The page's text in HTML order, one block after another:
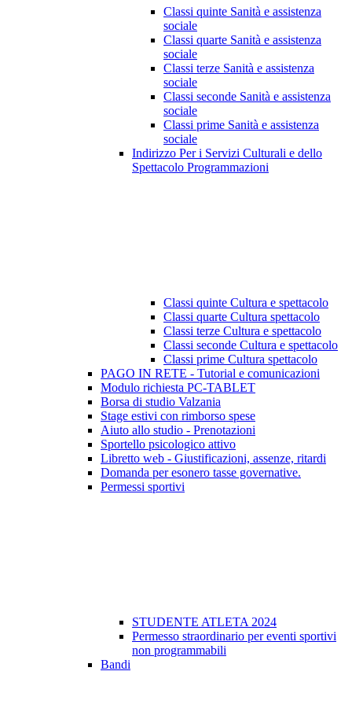
Classi quinte Sanità e assistenza
sociale
Classi quarte Sanità e assistenza
sociale
Classi terze Sanità e assistenza
sociale
Classi seconde Sanità e assistenza
sociale
Classi prime Sanità e assistenza
sociale
Indirizzo Per i Servizi Culturali e dello
Spettacolo Programmazioni
Classi quinte Cultura e spettacolo
Classi quarte Cultura spettacolo
Classi terze Cultura e spettacolo
Classi seconde Cultura e spettacolo
Classi prime Cultura spettacolo
PAGO IN RETE - Tutorial e comunicazioni
Modulo richiesta PC-TABLET
Borsa di studio Valzania
Stage estivi con rimborso spese
Aiuto allo studio - Prenotazioni
Sportello psicologico attivo
Libretto web - Giustificazioni, assenze, ritardi
Domanda per esonero tasse governative.
Permessi sportivi
STUDENTE ATLETA 2024
Permesso straordinario per eventi sportivi
non programmabili
Bandi